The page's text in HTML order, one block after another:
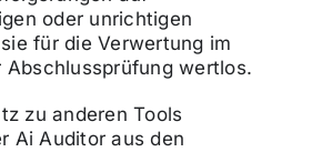
oder unrichtigen
für die Verwertung im
Abschlussprüfung wertlos.
zu anderen Tools
Ai Auditor aus den